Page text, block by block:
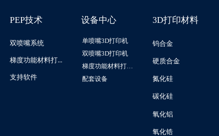
PEP技术
双喷嘴系统
梯度功能材料打印系统
支持软件
设备中心
单喷嘴3D打印机
双喷嘴3D打印机
梯度功能材料打印机
配套设备
3D打印材料
钨合金
硬质合金
氮化硅
碳化硅
氧化铝
氧化锆